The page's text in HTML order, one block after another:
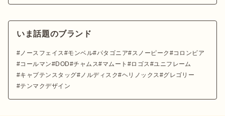
いま話題のブランド
ノースフェイス モンベル パタゴニア スノーピーク
コロンビア
コールマン
DOD チャムス マムート ロゴス
ユニフレーム
キャプテンスタッグ
ノルディスク ヘリノックス
グレゴリー
テンマクデザイン